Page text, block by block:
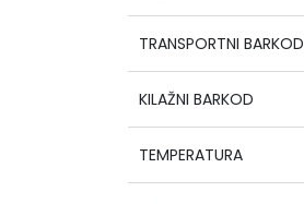
TRANSPORTNI BARKOD
KILAŽNI BARKOD
TEMPERATURA